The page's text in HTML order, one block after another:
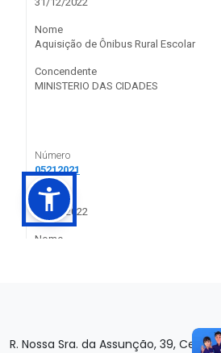
R. Nossa Sra. da Assunção, 39, Centro